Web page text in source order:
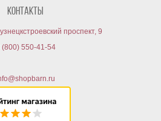
Контакты
проспект, 9
(800) 550-41-54